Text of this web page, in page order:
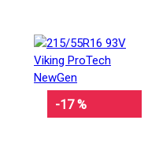
-17 %